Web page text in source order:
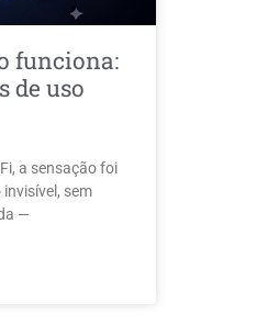
funciona:
de uso
a sensação foi
sem
—